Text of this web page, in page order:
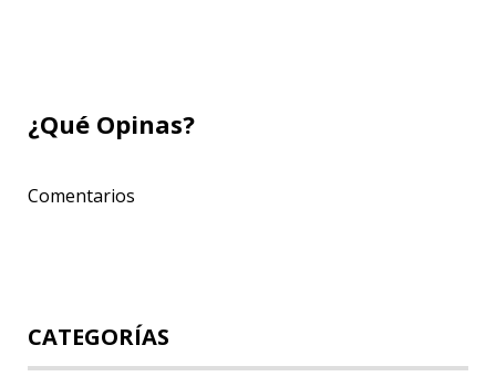
¿Qué Opinas?
Comentarios
entradas
CATEGORÍAS